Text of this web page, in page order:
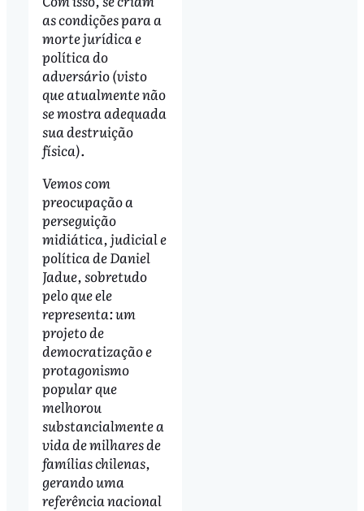
as condições para a
morte jurídica e
política do
adversário (visto
que atualmente não
se mostra adequada
sua destruição
física).
Vemos com
preocupação a
perseguição
midiática, judicial e
política de Daniel
Jadue, sobretudo
pelo que ele
representa: um
projeto de
democratização e
protagonismo
popular que
melhorou
substancialmente a
vida de milhares de
famílias chilenas,
gerando uma
referência nacional